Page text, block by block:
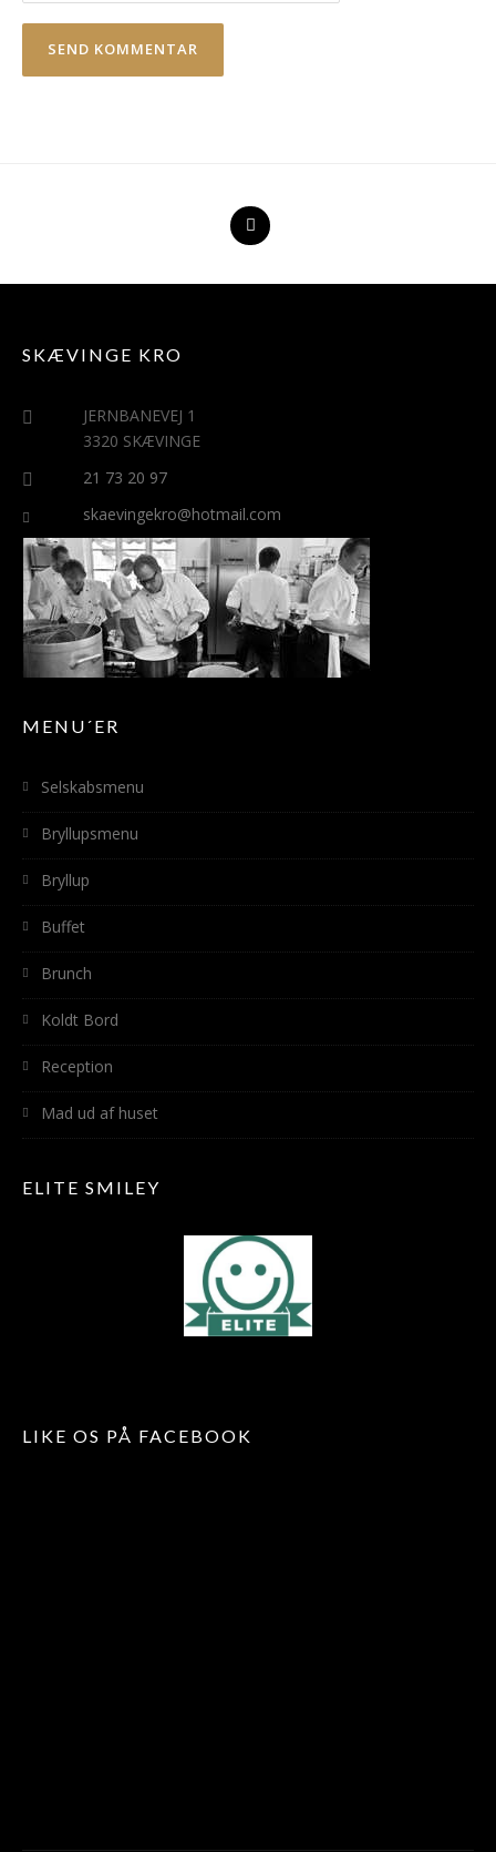
SKÆVINGE KRO
JERNBANEVEJ 1
3320 SKÆVINGE
21 73 20 97
skaevingekro@hotmail.com
MENU´ER
Selskabsmenu
Bryllupsmenu
Bryllup
Buffet
Brunch
Koldt Bord
Reception
Mad ud af huset
ELITE SMILEY
LIKE OS PÅ FACEBOOK